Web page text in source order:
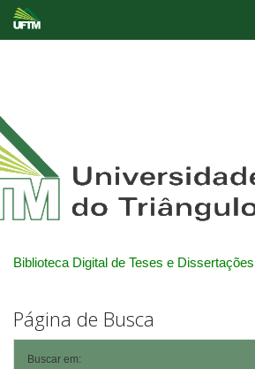
Biblioteca Digital de Teses e Dissertações
Página de Busca
Buscar em: